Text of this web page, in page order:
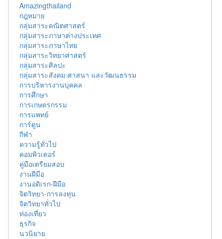
Amazingthailand
กฎหมาย
กลุ่มสาระคณิตศาสตร์
กลุ่มสาระภาษาต่างประเทศ
กลุ่มสาระภาษาไทย
กลุ่มสาระวิทยาศาสตร์
กลุ่มสาระศิลปะ
กลุ่มสาระสังคม ศาสนา และวัฒนธรรม
การบริหารงานบุคคล
การศึกษา
การเกษตรกรรม
การแพทย์
การ์ตูน
กีฬา
ความรู้ทั่วไป
คอมพิวเตอร์
คู่มือเตรียมสอบ
งานฝีมือ
งานอดิเรก-ฝีมือ
จิตวิทยา-การลงทุน
จิตวิทยาทั่วไป
ท่องเที่ยว
ธุรกิจ
นวนิยาย